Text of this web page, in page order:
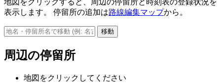
表示します。 停留所の追加は路線編集マップから。
移動
周辺の停留所
地図をクリックしてください